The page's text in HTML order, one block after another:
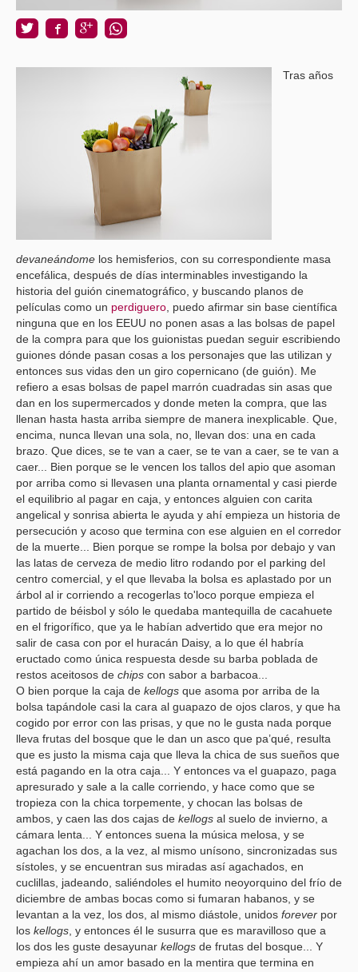
Tras años
devaneándome los hemisferios, con su correspondiente masa
encefálica, después de días interminables investigando la
historia del guión cinematográfico, y buscando planos de
películas como un perdiguero , puedo afirmar sin base científica
ninguna que en los EEUU no ponen asas a las bolsas de papel
de la compra para que los guionistas puedan seguir escribiendo
guiones dónde pasan cosas a los personajes que las utilizan y
entonces sus vidas den un giro copernicano (de guión). Me
refiero a esas bolsas de papel marrón cuadradas sin asas que
dan en los supermercados y donde meten la compra, que las
llenan hasta hasta arriba siempre de manera inexplicable. Que,
encima, nunca llevan una sola, no, llevan dos: una en cada
brazo. Que dices, se te van a caer, se te van a caer, se te van a
caer... Bien porque se le vencen los tallos del apio que asoman
por arriba como si llevasen una planta ornamental y casi pierde
el equilibrio al pagar en caja, y entonces alguien con carita
angelical y sonrisa abierta le ayuda y ahí empieza un historia de
persecución y acoso que termina con ese alguien en el corredor
de la muerte... Bien porque se rompe la bolsa por debajo y van
las latas de cerveza de medio litro rodando por el parking del
centro comercial, y el que llevaba la bolsa es aplastado por un
árbol al ir corriendo a recogerlas to'loco porque empieza el
partido de béisbol y sólo le quedaba mantequilla de cacahuete
en el frigorífico, que ya le habían advertido que era mejor no
salir de casa con por el huracán Daisy, a lo que él habría
eructado como única respuesta desde su barba poblada de
restos aceitosos de chips con sabor a barbacoa...
O bien porque la caja de kellogs que asoma por arriba de la
bolsa tapándole casi la cara al guapazo de ojos claros, y que ha
cogido por error con las prisas, y que no le gusta nada porque
lleva frutas del bosque que le dan un asco que pa’qué, resulta
que es justo la misma caja que lleva la chica de sus sueños que
está pagando en la otra caja... Y entonces va el guapazo, paga
apresurado y sale a la calle corriendo, y hace como que se
tropieza con la chica torpemente, y chocan las bolsas de
ambos, y caen las dos cajas de kellogs al suelo de invierno, a
cámara lenta... Y entonces suena la música melosa, y se
agachan los dos, a la vez, al mismo unísono, sincronizadas sus
sístoles, y se encuentran sus miradas así agachados, en
cuclillas, jadeando, saliéndoles el humito neoyorquino del frío de
diciembre de ambas bocas como si fumaran habanos, y se
levantan a la vez, los dos, al mismo diástole, unidos forever por
los kellogs , y entonces él le susurra que es maravilloso que a
los dos les guste desayunar kellogs de frutas del bosque... Y
empieza ahí un amor basado en la mentira que termina en